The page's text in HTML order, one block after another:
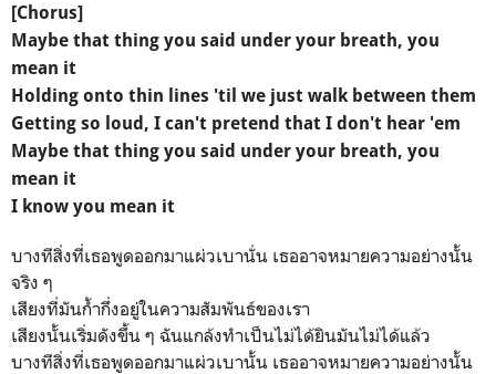
[Chorus]
Maybe that thing you said under your breath, you
mean it
Holding onto thin lines 'til we just walk between them
Getting so loud, I can't pretend that I don't hear 'em
Maybe that thing you said under your breath, you
mean it
I know you mean it
บางทีสิ่งที่เธอพูดออกมาแผ่วเบานั่น เธออาจหมายความอย่างนั้น
จริง ๆ
เสียงที่มันก้ำกึ่งอยู่ในความสัมพันธ์ของเรา
เสียงนั้นเริ่มดังขึ้น ๆ ฉันแกล้งทำเป็นไม่ได้ยินมันไม่ได้แล้ว
บางทีสิ่งที่เธอพูดออกมาแผ่วเบานั้น เธออาจหมายความอย่างนั้น